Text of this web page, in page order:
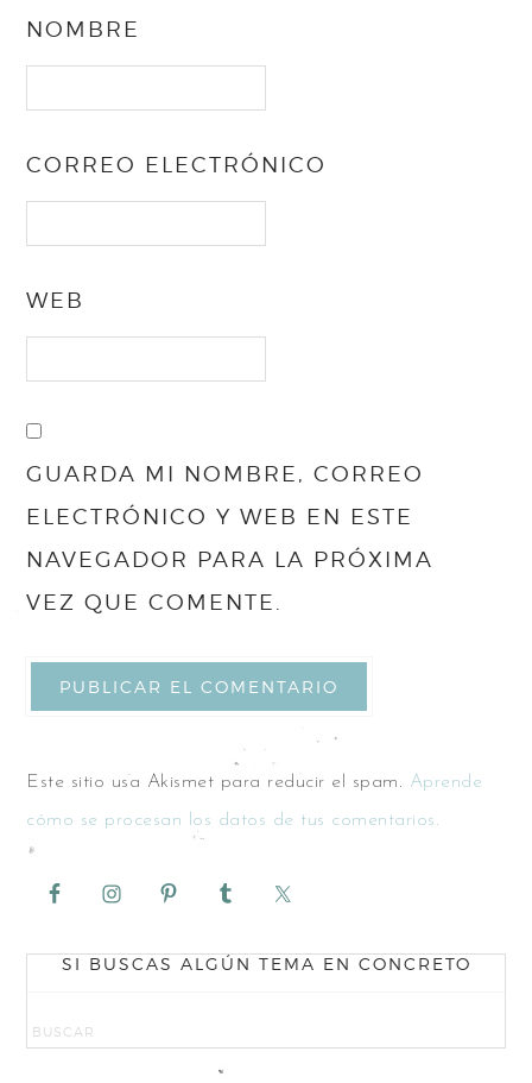
NOMBRE
CORREO ELECTRÓNICO
WEB
GUARDA MI NOMBRE, CORREO
ELECTRÓNICO Y WEB EN ESTE
NAVEGADOR PARA LA PRÓXIMA
VEZ QUE COMENTE.
Este sitio usa Akismet para reducir el spam. Aprende
cómo se procesan los datos de tus comentarios.
SI BUSCAS ALGÚN TEMA EN CONCRETO